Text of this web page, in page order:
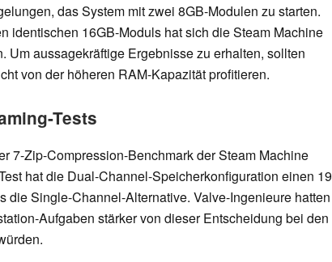
das System mit zwei 8GB-Modulen zu starten.
identischen 16GB-Moduls hat sich die Steam Machine
Um aussagekräftige Ergebnisse zu erhalten, sollten
von der höheren RAM-Kapazität profitieren.
Tests
7-Zip-Compression-Benchmark der Steam Machine
hat die Dual-Channel-Speicherkonfiguration einen 19
die Single-Channel-Alternative. Valve-Ingenieure hatten
Aufgaben stärker von dieser Entscheidung bei den